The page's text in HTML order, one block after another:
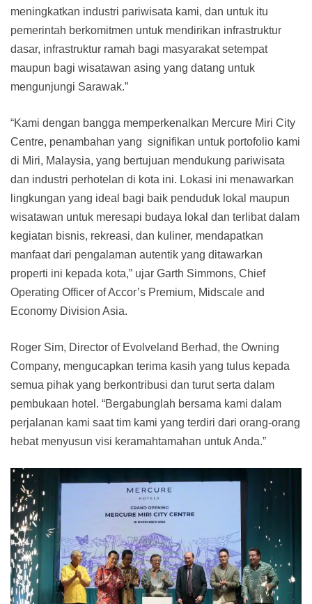
meningkatkan industri pariwisata kami, dan untuk itu
pemerintah berkomitmen untuk mendirikan infrastruktur
dasar, infrastruktur ramah bagi masyarakat setempat
maupun bagi wisatawan asing yang datang untuk
mengunjungi Sarawak.”
“Kami dengan bangga memperkenalkan Mercure Miri City
Centre, penambahan yang signifikan untuk portofolio kami
di Miri, Malaysia, yang bertujuan mendukung pariwisata
dan industri perhotelan di kota ini. Lokasi ini menawarkan
lingkungan yang ideal bagi baik penduduk lokal maupun
wisatawan untuk meresapi budaya lokal dan terlibat dalam
kegiatan bisnis, rekreasi, dan kuliner, mendapatkan
manfaat dari pengalaman autentik yang ditawarkan
properti ini kepada kota,” ujar Garth Simmons, Chief
Operating Officer of Accor’s Premium, Midscale and
Economy Division Asia.
Roger Sim, Director of Evolveland Berhad, the Owning
Company, mengucapkan terima kasih yang tulus kepada
semua pihak yang berkontribusi dan turut serta dalam
pembukaan hotel. “Bergabunglah bersama kami dalam
perjalanan kami saat tim kami yang terdiri dari orang-orang
hebat menyusun visi keramahtamahan untuk Anda.”